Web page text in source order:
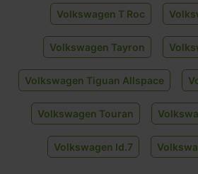
Volkswagen T Roc
Volkswagen Tayron
Volkswagen Tiguan Allspace
Volkswagen Touran
Volkswagen Id.7